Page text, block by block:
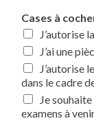
Cases à
J’autorise
J’ai une
J’autorise
dans le cadre
Je
examens à